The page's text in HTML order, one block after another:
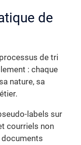
de
de tri
: chaque
nature, sa
labels sur
courriels non
documents